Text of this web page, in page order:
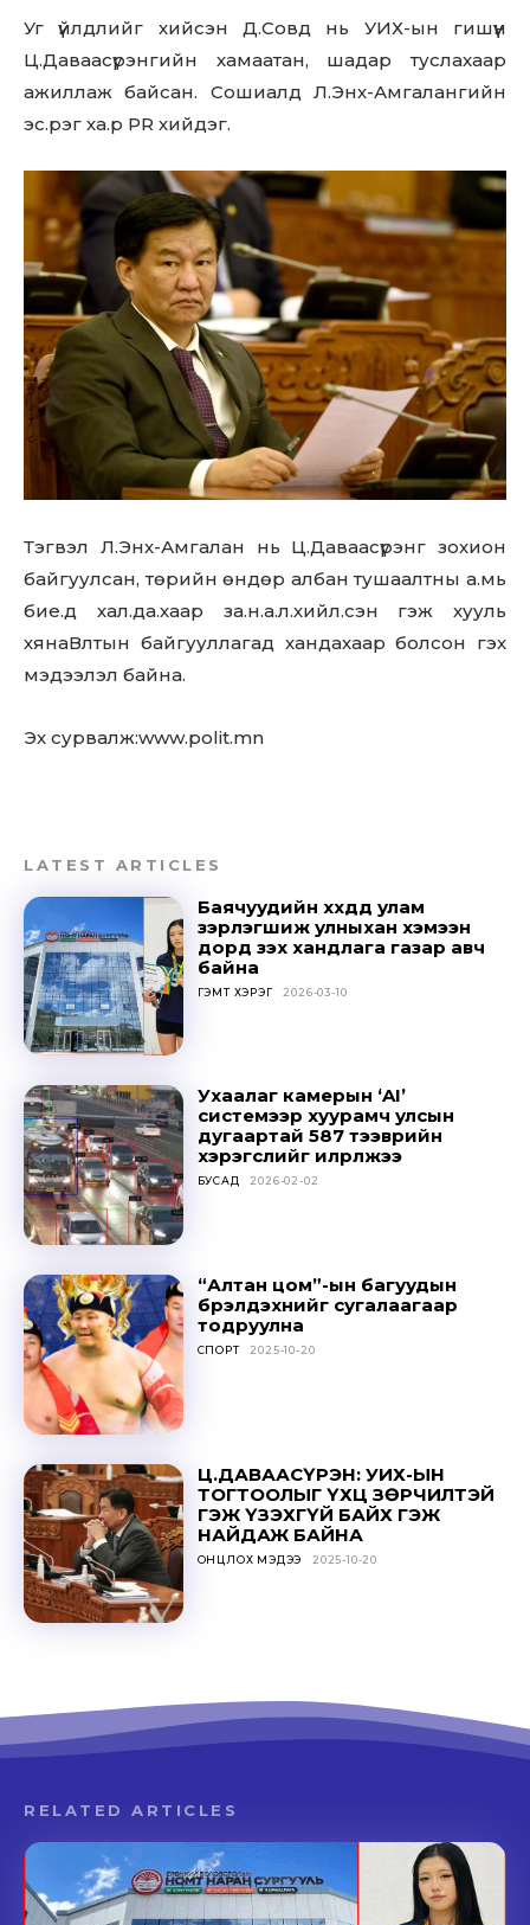
Don't miss
out!
Sing up for our newsletter
SUBSCRIBE
Уг үйлдлийг хийсэн Д.Совд нь УИХ-ын гишүүн
Ц.Даваасүрэнгийн хамаатан, шадар туслахаар
ажиллаж байсан. Сошиалд Л.Энх-Амгалангийн
эс.рэг ха.р РR хийдэг.
Тэгвэл Л.Энх-Амгалан нь Ц.Даваасүрэнг зохион
байгуулсан, төрийн өндөр албан тушаалтны а.мь
бие.д хал.да.хаар за.н.а.л.хийл.сэн гэж хууль
хянаВлтын байгууллагад хандахаар болсон гэх
мэдээлэл байна.
Эх сурвалж:www.polit.mn
LATEST ARTICLES
Баячуудийн хүүхдүүд улам
зэрлэгшиж улныхан хэмээн
дорд үзэх хандлага газар авч
байна
ГЭМТ ХЭРЭГ 2026-03-10
Ухаалаг камерын ‘AI’
системээр хуурамч улсын
дугаартай 587 тээврийн
хэрэгслийг илрүүлжээ
БУСАД 2026-02-02
“Алтан цом”-ын багуудын
бүрэлдэхүүнийг сугалаагаар
тодруулна
СПОРТ 2025-10-20
Ц.ДАВААСҮРЭН: УИХ-ЫН
ТОГТООЛЫГ ҮХЦ ЗӨРЧИЛТЭЙ
ГЭЖ ҮЗЭХГҮЙ БАЙХ ГЭЖ
НАЙДАЖ БАЙНА
ОНЦЛОХ МЭДЭЭ 2025-10-20
RELATED ARTICLES